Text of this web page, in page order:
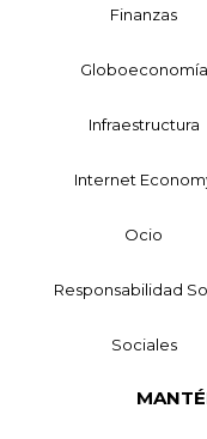
Finanzas
Globoeconomía
Infraestructura
Internet
Ocio
Responsabilidad
Sociales